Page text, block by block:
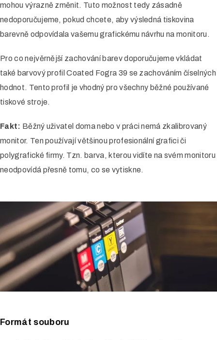
Polepy aut
Reklamní polep
Ochranná fólie
Tónování skel
Potisk textilie
Fotoobrazy
mohou výrazně změnit. Tuto možnost tedy zásadně
nedoporučujeme, pokud chcete, aby výsledná tiskovina
barevně odpovídala vašemu grafickému návrhu na monitoru.
Pro co nejvěrnější zachování barev doporučujeme vkládat
také barvový profil Coated Fogra 39 se zachováním číselných
hodnot. Tento profil je vhodný pro všechny běžné používané
tiskové stroje.
Fakt: Běžný uživatel doma nebo v práci nemá zkalibrovaný
monitor. Ten používají většinou profesionální grafici či
polygrafické firmy. Tzn. barva, kterou vidíte na svém monitoru
neodpovídá přesně tomu, co se vytiskne.
Formát souboru